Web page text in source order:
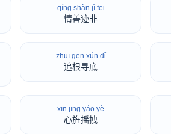
qíng shàn jì fēi
情善迹非
zhuī gēn xún dǐ
追根寻底
xīn jīng yáo yè
心旌摇拽